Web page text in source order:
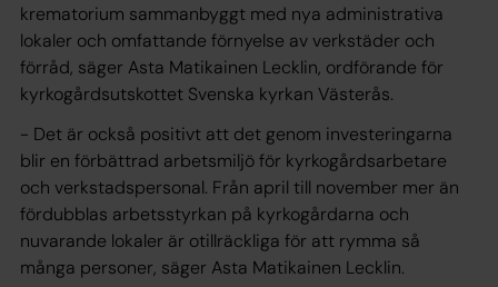
krematorium sammanbyggt med nya administrativa
lokaler och omfattande förnyelse av verkstäder och
förråd, säger Asta Matikainen Lecklin, ordförande för
kyrkogårdsutskottet Svenska kyrkan Västerås.
- Det är också positivt att det genom investeringarna
blir en förbättrad arbetsmiljö för kyrkogårdsarbetare
och verkstadspersonal. Från april till november mer än
fördubblas arbetsstyrkan på kyrkogårdarna och
nuvarande lokaler är otillräckliga för att rymma så
många personer, säger Asta Matikainen Lecklin.